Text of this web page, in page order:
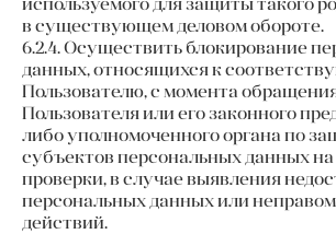
в существующем деловом обороте.
6.2.4. Осуществить блокирование
данных, относящихся к
Пользователю, с момента
Пользователя или его законного
либо уполномоченного органа по
субъектов персональных данных
проверки, в случае выявления
персональных данных или
действий.